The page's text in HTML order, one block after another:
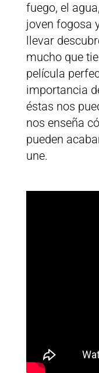
fuego, el
joven fogosa
llevar
mucho que
película
importancia
éstas nos
nos enseña
pueden
une.